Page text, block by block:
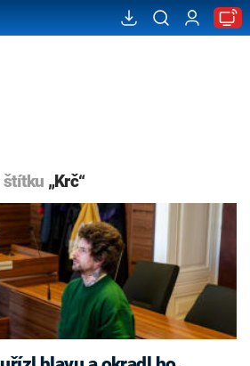
štítku „Krč“